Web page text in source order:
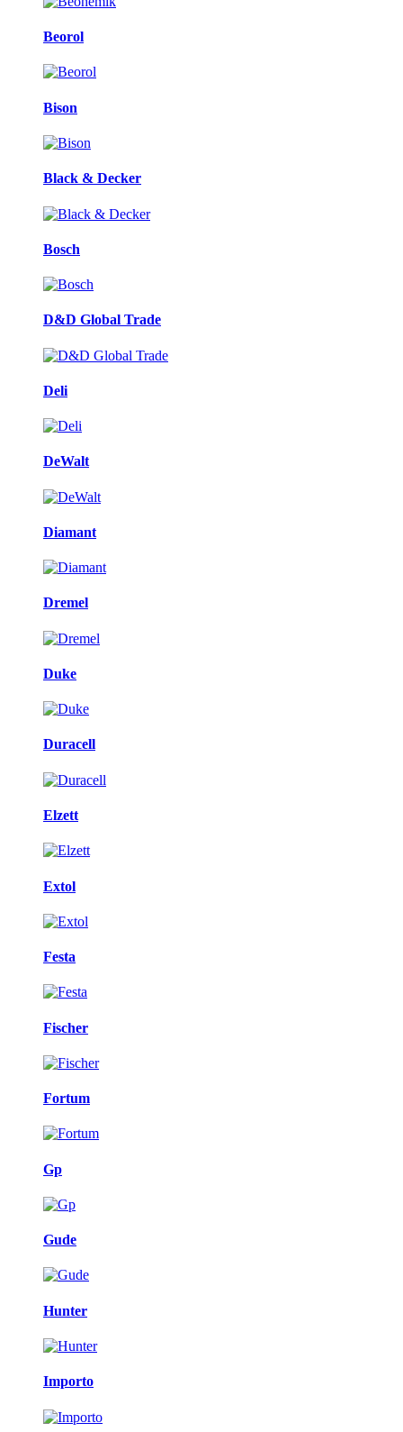
Beorol
Bison
Black & Decker
Bosch
D&D Global Trade
Deli
DeWalt
Diamant
Dremel
Duke
Duracell
Elzett
Extol
Festa
Fischer
Fortum
Gp
Gude
Hunter
Importo